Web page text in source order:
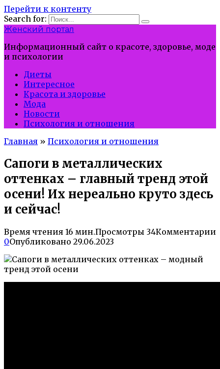
Перейти к контенту
Search for:
Женский портал
Информационный сайт о красоте, здоровье, моде
и психологии
Диеты
Интересное
Красота и здоровье
Мода
Новости
Психология и отношения
Главная » Психология и отношения
Сапоги в металлических
оттенках – главный тренд этой
осени! Их нереально круто здесь
и сейчас!
Время чтения 16 мин.Просмотры 34Комментарии
0Опубликовано 29.06.2023